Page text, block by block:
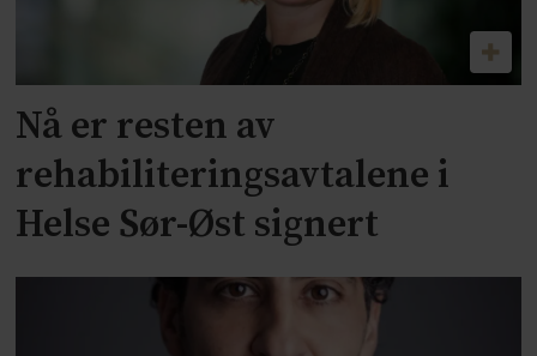
Nå er resten av
rehabiliteringsavtalene i
Helse Sør-Øst signert